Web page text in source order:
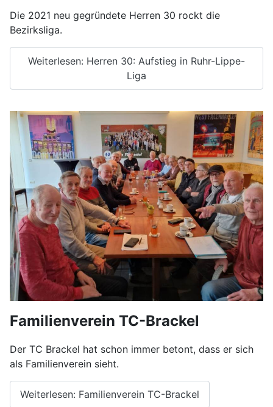
Die 2021 neu gegründete Herren 30 rockt die
Bezirksliga.
Weiterlesen: Herren 30: Aufstieg in Ruhr-Lippe-
Liga
Familienverein TC-Brackel
Der TC Brackel hat schon immer betont, dass er sich
als Familienverein sieht.
Weiterlesen: Familienverein TC-Brackel